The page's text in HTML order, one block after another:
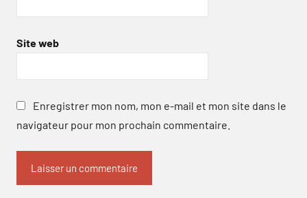
Site web
Enregistrer mon nom, mon e-mail et mon site dans le
navigateur pour mon prochain commentaire.